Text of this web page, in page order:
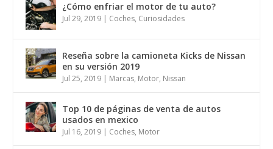
¿Cómo enfriar el motor de tu auto?
Jul 29, 2019 | Coches, Curiosidades
Reseña sobre la camioneta Kicks de Nissan
en su versión 2019
Jul 25, 2019 | Marcas, Motor, Nissan
Top 10 de páginas de venta de autos
usados en mexico
Jul 16, 2019 | Coches, Motor